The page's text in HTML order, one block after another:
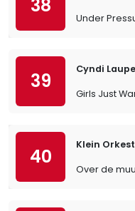
38
Under
39
Cyndi
Girls Just
40
Klein Orkest
Over de